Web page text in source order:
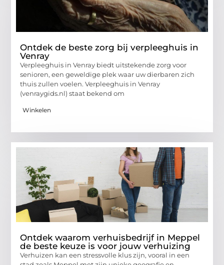
Ontdek de beste zorg bij verpleeghuis in
Venray
Verpleeghuis in Venray biedt uitstekende zorg voor
senioren, een geweldige plek waar uw dierbaren zich
thuis zullen voelen. Verpleeghuis in Venray
(venraygids.nl) staat bekend om
Winkelen
Ontdek waarom verhuisbedrijf in Meppel
de beste keuze is voor jouw verhuizing
Verhuizen kan een stressvolle klus zijn, vooral in een